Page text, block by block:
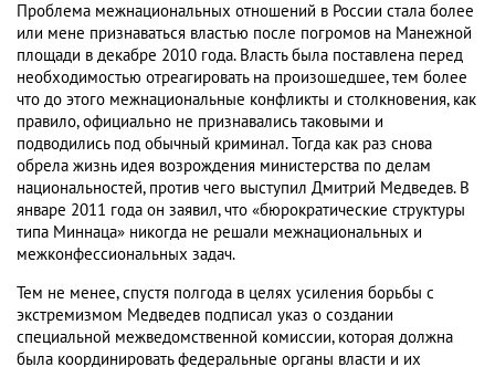
Проблема межнациональных отношений в России стала более
или мене признаваться властью после погромов на Манежной
площади в декабре 2010 года. Власть была поставлена перед
необходимостью отреагировать на произошедшее, тем более
что до этого межнациональные конфликты и столкновения, как
правило, официально не признавались таковыми и
подводились под обычный криминал. Тогда как раз снова
обрела жизнь идея возрождения министерства по делам
национальностей, против чего выступил Дмитрий Медведев. В
январе 2011 года он заявил, что «бюрократические структуры
типа Миннаца» никогда не решали межнациональных и
межконфессиональных задач.
Тем не менее, спустя полгода в целях усиления борьбы с
экстремизмом Медведев подписал указ о создании
специальной межведомственной комиссии, которая должна
была координировать федеральные органы власти и их